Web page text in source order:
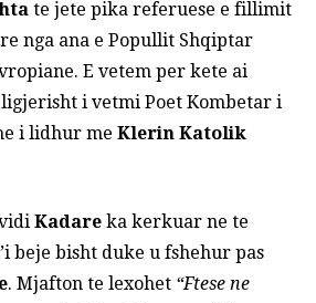
te jete pika referuese e fillimit
nga ana e Popullit Shqiptar
E vetem per kete ai
i vetmi Poet Kombetar i
i lidhur me Klerin Katolik
Kadare ka kerkuar ne te
beje bisht duke u fshehur pas
. Mjafton te lexohet “Ftese ne